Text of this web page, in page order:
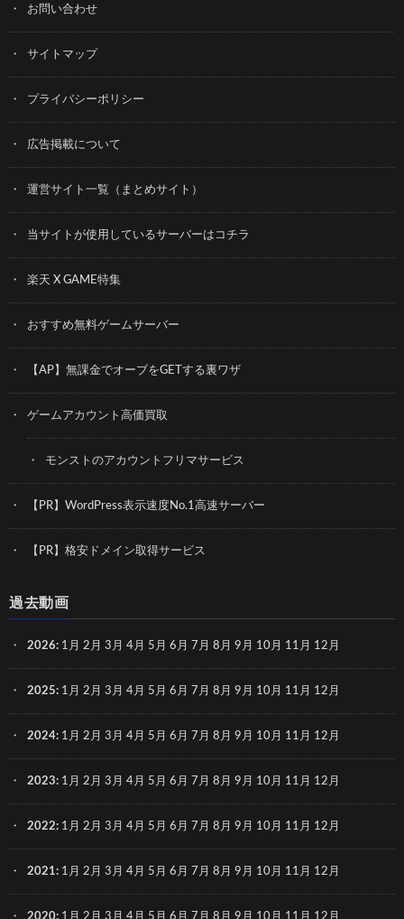
お問い合わせ
サイトマップ
プライバシーポリシー
広告掲載について
運営サイト一覧（まとめサイト）
当サイトが使用しているサーバーはコチラ
楽天 X GAME特集
おすすめ無料ゲームサーバー
【AP】無課金でオーブをGETする裏ワザ
ゲームアカウント高価買取
モンストのアカウントフリマサービス
【PR】WordPress表示速度No.1高速サーバー
【PR】格安ドメイン取得サービス
過去動画
2026: 1月 2月 3月 4月 5月 6月 7月 8月 9月 10月 11月 12月
2025: 1月 2月 3月 4月 5月 6月 7月 8月 9月 10月 11月 12月
2024: 1月 2月 3月 4月 5月 6月 7月 8月 9月 10月 11月 12月
2023: 1月 2月 3月 4月 5月 6月 7月 8月 9月 10月 11月 12月
2022: 1月 2月 3月 4月 5月 6月 7月 8月 9月 10月 11月 12月
2021: 1月 2月 3月 4月 5月 6月 7月 8月 9月 10月 11月 12月